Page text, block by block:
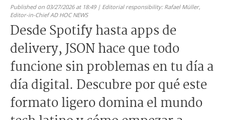
Published on 03/27/2026 at 18:49 | Editorial responsibility: Rafael Müller,
Editor-in-Chief AD HOC NEWS
Desde Spotify hasta apps de
delivery, JSON hace que todo
funcione sin problemas en tu día a
día digital. Descubre por qué este
formato ligero domina el mundo